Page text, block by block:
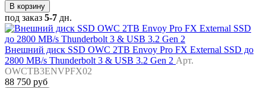
В корзину
под заказ 5-7 дн.
Внешний диск SSD OWC 2TB Envoy Pro FX External SSD до
2800 MB/s Thunderbolt 3 & USB 3.2 Gen 2 Арт.
OWCTB3ENVPFX02
88 750 руб